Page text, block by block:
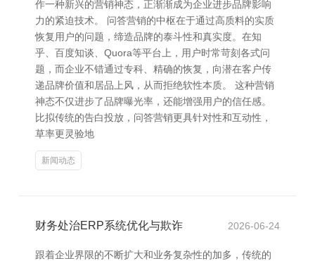
作一种新兴的营销神态，正渐渐成为企业进步品牌影响
力的紧迫技术。 问答营销的中枢在于通过高质料的实质
恢复用户的问题，缔造品牌的泰斗性和真实度。在知
乎、百度知谈、Quora等平台上，用户时常苛刻各式问
题，而企业不错通过专科、精确的恢复，向潜在客户传
递品牌价值和居品上风，从而拒绝软性本质。 这种营销
神态不仅进步了品牌曝光率，还能增强用户的信任感。
比拟传统的告白投放，问答营销更具针对性和互动性，
草率更灵验地
新闻动态
财务处治ERP系统优化与欺诈 2026-06-24
跟着企业界限的不断扩大和业务复杂性的加多，传统的